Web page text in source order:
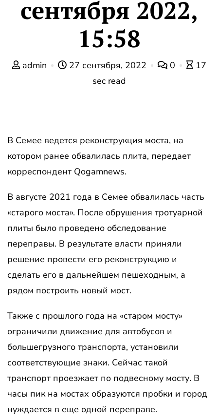
сентября 2022,
15:58
admin 27 сентября, 2022 0
17
sec read
В Семее ведется реконструкция моста, на
котором ранее обвалилась плита, передает
корреспондент Qogamnews.
В августе 2021 года в Семее обвалилась часть
«старого моста». После обрушения тротуарной
плиты было проведено обследование
переправы. В результате власти приняли
решение провести его реконструкцию и
сделать его в дальнейшем пешеходным, а
рядом построить новый мост.
Также с прошлого года на «старом мосту»
ограничили движение для автобусов и
большегрузного транспорта, установили
соответствующие знаки. Сейчас такой
транспорт проезжает по подвесному мосту. В
часы пик на мостах образуются пробки и город
нуждается в еще одной переправе.